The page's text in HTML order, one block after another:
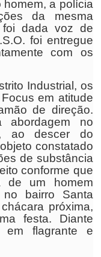
homem, a polícia
da mesma
foi dada voz de
foi entregue
com os
Industrial, os
em atitude
de direção.
abordagem no
ao descer do
constatado
de substância
conforme que
de um homem
no bairro Santa
próxima,
festa. Diante
flagrante e